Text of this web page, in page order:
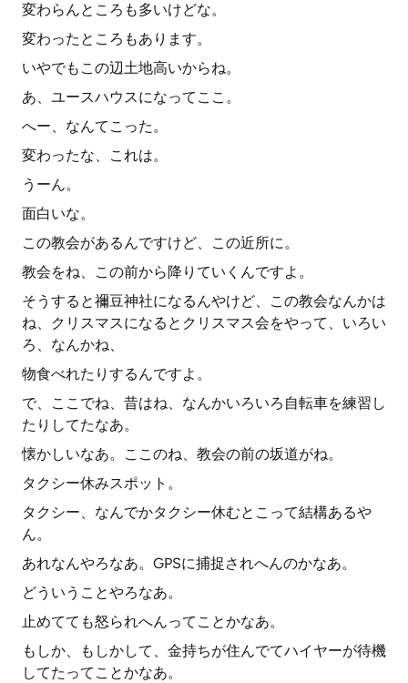
変わらんところも多いけどな。
変わったところもあります。
いやでもこの辺土地高いからね。
あ、ユースハウスになってここ。
へー、なんてこった。
変わったな、これは。
うーん。
面白いな。
この教会があるんですけど、この近所に。
教会をね、この前から降りていくんですよ。
そうすると禰豆神社になるんやけど、この教会なんかは
ね、クリスマスになるとクリスマス会をやって、いろい
ろ、なんかね、
物食べれたりするんですよ。
で、ここでね、昔はね、なんかいろいろ自転車を練習し
たりしてたなあ。
懐かしいなあ。ここのね、教会の前の坂道がね。
タクシー休みスポット。
タクシー、なんでかタクシー休むとこって結構あるや
ん。
あれなんやろなあ。GPSに捕捉されへんのかなあ。
どういうことやろなあ。
止めてても怒られへんってことかなあ。
もしか、もしかして、金持ちが住んでてハイヤーが待機
してたってことかなあ。